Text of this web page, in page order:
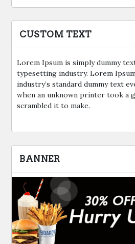
CUSTOM TEXT
Lorem Ipsum is simply dummy
typesetting industry. Lorem
industry’s standard dummy text
when an unknown printer took a
scrambled it to make.
BANNER